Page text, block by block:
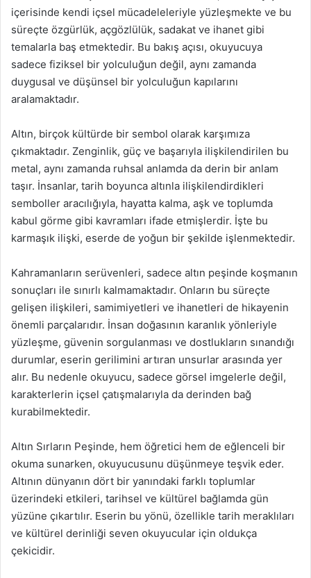
içerisinde kendi içsel mücadeleleriyle yüzleşmekte ve bu
süreçte özgürlük, açgözlülük, sadakat ve ihanet gibi
temalarla baş etmektedir. Bu bakış açısı, okuyucuya
sadece fiziksel bir yolculuğun değil, aynı zamanda
duygusal ve düşünsel bir yolculuğun kapılarını
aralamaktadır.
Altın, birçok kültürde bir sembol olarak karşımıza
çıkmaktadır. Zenginlik, güç ve başarıyla ilişkilendirilen bu
metal, aynı zamanda ruhsal anlamda da derin bir anlam
taşır. İnsanlar, tarih boyunca altınla ilişkilendirdikleri
semboller aracılığıyla, hayatta kalma, aşk ve toplumda
kabul görme gibi kavramları ifade etmişlerdir. İşte bu
karmaşık ilişki, eserde de yoğun bir şekilde işlenmektedir.
Kahramanların serüvenleri, sadece altın peşinde koşmanın
sonuçları ile sınırlı kalmamaktadır. Onların bu süreçte
gelişen ilişkileri, samimiyetleri ve ihanetleri de hikayenin
önemli parçalarıdır. İnsan doğasının karanlık yönleriyle
yüzleşme, güvenin sorgulanması ve dostlukların sınandığı
durumlar, eserin gerilimini artıran unsurlar arasında yer
alır. Bu nedenle okuyucu, sadece görsel imgelerle değil,
karakterlerin içsel çatışmalarıyla da derinden bağ
kurabilmektedir.
Altın Sırların Peşinde, hem öğretici hem de eğlenceli bir
okuma sunarken, okuyucusunu düşünmeye teşvik eder.
Altının dünyanın dört bir yanındaki farklı toplumlar
üzerindeki etkileri, tarihsel ve kültürel bağlamda gün
yüzüne çıkartılır. Eserin bu yönü, özellikle tarih meraklıları
ve kültürel derinliği seven okuyucular için oldukça
çekicidir.